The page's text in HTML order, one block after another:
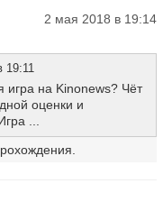
2 мая 2018 в 19:14
19:11
на Kinonews? Чёт
оценки и
...